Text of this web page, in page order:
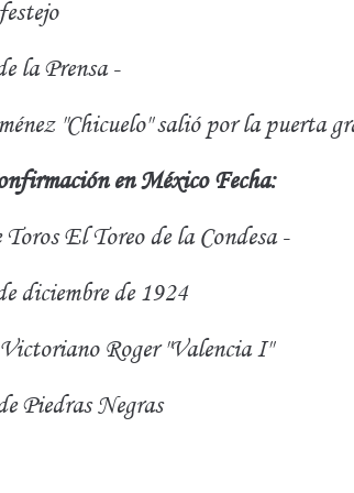
la Prensa -
"Chicuelo" salió por la puerta
en México Fecha:
El Toreo de la Condesa -
diciembre de 1924
Roger "Valencia I"
Piedras Negras